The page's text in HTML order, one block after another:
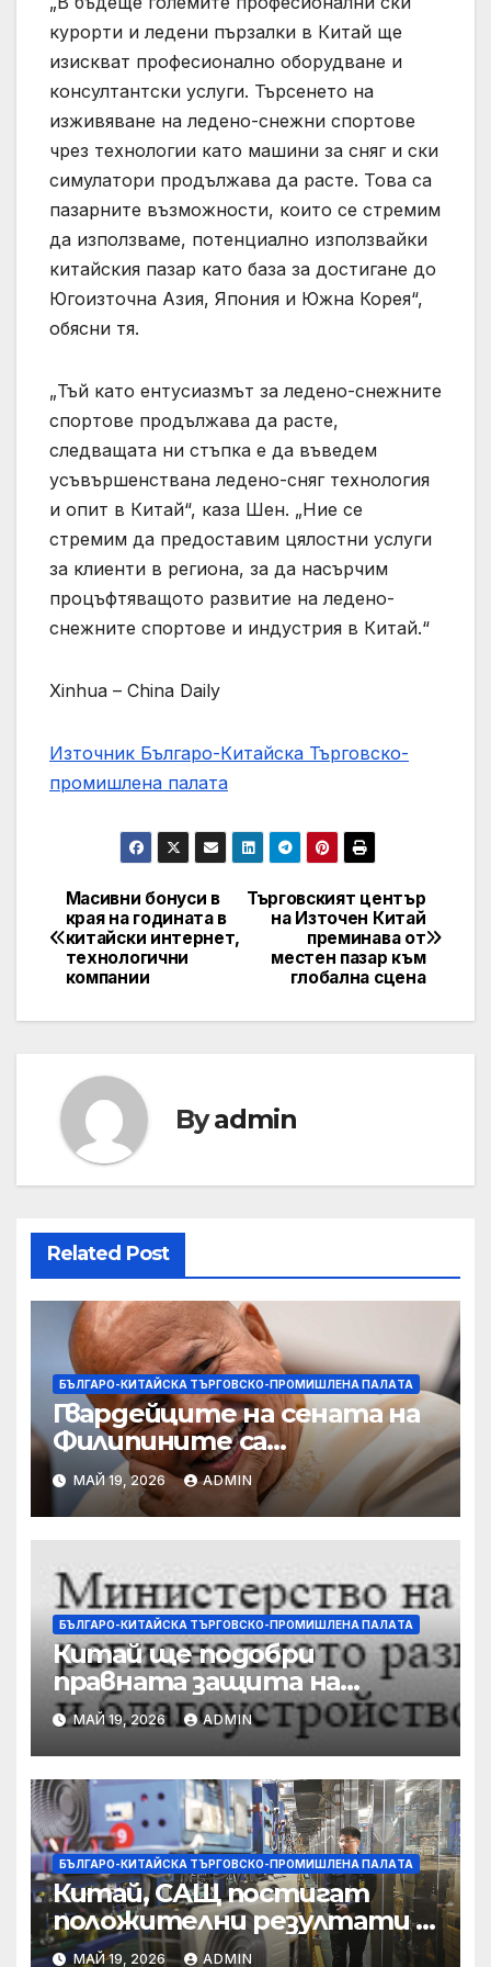
курорти и ледени пързалки в Китай ще
изискват професионално оборудване и
консултантски услуги. Търсенето на
изживяване на ледено-снежни спортове
чрез технологии като машини за сняг и ски
симулатори продължава да расте. Това са
пазарните възможности, които се стремим
да използваме, потенциално използвайки
китайския пазар като база за достигане до
Югоизточна Азия, Япония и Южна Корея“,
обясни тя.
„Тъй като ентусиазмът за ледено-снежните
спортове продължава да расте,
следващата ни стъпка е да въведем
усъвършенствана ледено-сняг технология
и опит в Китай“, каза Шен. „Ние се
стремим да предоставим цялостни услуги
за клиенти в региона, за да насърчим
процъфтяващото развитие на ледено-
снежните спортове и индустрия в Китай.“
Xinhua – China Daily
Източник Българо-Китайска Търговско-
промишлена палaта
Навигация
Търговският център
на Източен Китай
преминава от
местен пазар към
глобална сцена
Масивни бонуси в
края на годината в
китайски интернет,
технологични
компании
Byadmin
Related Post
БЪЛГАРО-КИТАЙСКА ТЪРГОВСКО-ПРОМИШЛЕНА ПАЛAТА
Гвардейците на сената на
Филипините са
разследвани за стрелба,
докато сенаторът беглец
бяга
МАЙ 19, 2026 ADMIN
БЪЛГАРО-КИТАЙСКА ТЪРГОВСКО-ПРОМИШЛЕНА ПАЛAТА
Китай ще подобри
правната защита на
предприятията, ще се
съсредоточи върху
борбата с
корпоративната
престъпност
МАЙ 19, 2026 ADMIN
БЪЛГАРО-КИТАЙСКА ТЪРГОВСКО-ПРОМИШЛЕНА ПАЛAТА
Китай, САЩ постигат
положителни резултати в
икономическите и
МАЙ 19, 2026 ADMIN